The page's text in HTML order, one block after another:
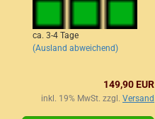
ca. 3-4 Tage
(Ausland abweichend)
149,90 EUR
inkl. 19% MwSt. zzgl. Versand